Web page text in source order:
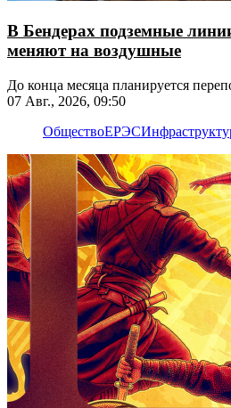
В Бендерах подземные
меняют на воздушные
До конца месяца планируется
07 Авг., 2026, 09:50
ОбществоЕРЭС